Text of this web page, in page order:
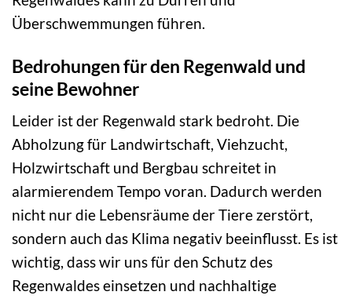
Überschwemmungen führen.
Bedrohungen für den Regenwald und
seine Bewohner
Leider ist der Regenwald stark bedroht. Die
Abholzung für Landwirtschaft, Viehzucht,
Holzwirtschaft und Bergbau schreitet in
alarmierendem Tempo voran. Dadurch werden
nicht nur die Lebensräume der Tiere zerstört,
sondern auch das Klima negativ beeinflusst. Es ist
wichtig, dass wir uns für den Schutz des
Regenwaldes einsetzen und nachhaltige